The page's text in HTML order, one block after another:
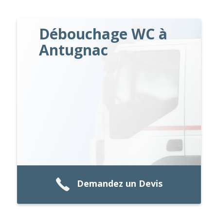
Débouchage WC à
Antugnac
Demandez un Devis